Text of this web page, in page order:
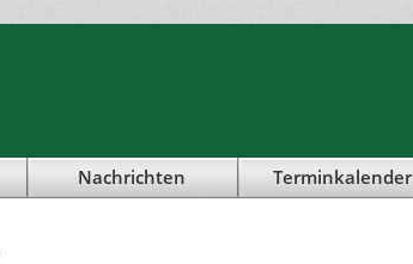
Nachrichten Terminkalender